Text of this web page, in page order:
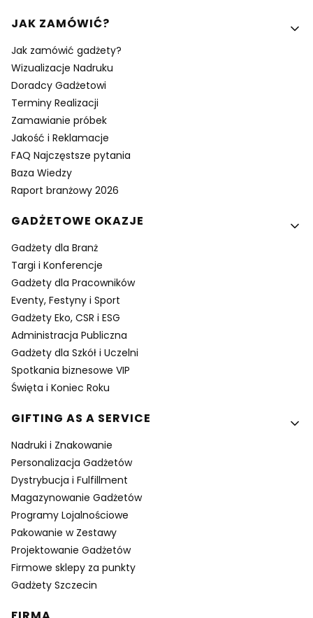
Linki w stopce
JAK ZAMÓWIĆ?
Jak zamówić gadżety?
Wizualizacje Nadruku
Doradcy Gadżetowi
Terminy Realizacji
Zamawianie próbek
Jakość i Reklamacje
FAQ Najczęstsze pytania
Baza Wiedzy
Raport branżowy 2026
GADŻETOWE OKAZJE
Gadżety dla Branż
Targi i Konferencje
Gadżety dla Pracowników
Eventy, Festyny i Sport
Gadżety Eko, CSR i ESG
Administracja Publiczna
Gadżety dla Szkół i Uczelni
Spotkania biznesowe VIP
Święta i Koniec Roku
GIFTING AS A SERVICE
Nadruki i Znakowanie
Personalizacja Gadżetów
Dystrybucja i Fulfillment
Magazynowanie Gadżetów
Programy Lojalnościowe
Pakowanie w Zestawy
Projektowanie Gadżetów
Firmowe sklepy za punkty
Gadżety Szczecin